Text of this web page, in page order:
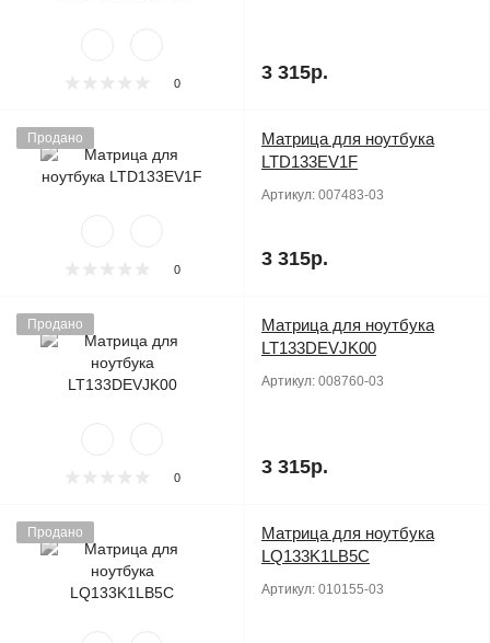
0 3 315р.
Продано
0
Матрица для ноутбука
LTD133EV1F
Артикул: 007483-03
3 315р.
Продано
0
Матрица для ноутбука
LT133DEVJK00
Артикул: 008760-03
3 315р.
Продано
Матрица для ноутбука
LQ133K1LB5C
Артикул: 010155-03